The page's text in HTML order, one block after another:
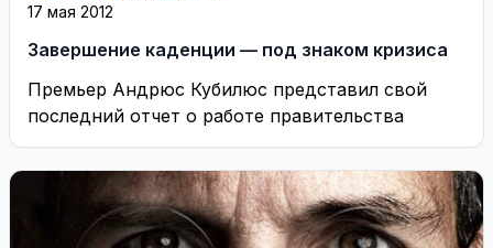
17 мая 2012
Завершение каденции — под знаком кризиса
Премьер Андрюс Кубилюс представил свой
последний отчет о работе правительства